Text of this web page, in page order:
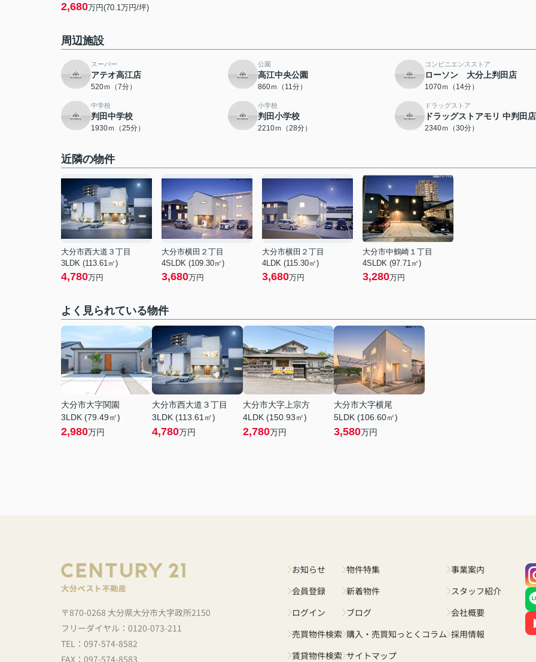
2,680万円(70.1万円/坪)
周辺施設
スーパー
アテオ高江店
520ｍ（7分）
公園
高江中央公園
860ｍ（11分）
コンビニエンスストア
ローソン 大分上判田店
1070ｍ（14分）
中学校
判田中学校
1930ｍ（25分）
小学校
判田小学校
2210ｍ（28分）
ドラッグストア
ドラッグストアモリ 中判田店
2340ｍ（30分）
近隣の物件
大分市西大道３丁目
3LDK (113.61㎡)
4,780万円
大分市横田２丁目
4SLDK (109.30㎡)
3,680万円
大分市横田２丁目
4LDK (115.30㎡)
3,680万円
大分市中鶴崎１丁目
4SLDK (97.71㎡)
3,280万円
よく見られている物件
大分市大字関園
3LDK (79.49㎡)
2,980万円
大分市西大道３丁目
3LDK (113.61㎡)
4,780万円
大分市大字上宗方
4LDK (150.93㎡)
2,780万円
大分市大字横尾
5LDK (106.60㎡)
3,580万円
〒870-0268 大分県大分市大字政所2150
フリーダイヤル：0120-073-211
TEL：097-574-8582
FAX：097-574-8583
お知らせ
会員登録
ログイン
売買物件検索
賃貸物件検索
物件特集
新着物件
ブログ
購入・売買知っとくコラム
サイトマップ
事業案内
スタッフ紹介
会社概要
採用情報